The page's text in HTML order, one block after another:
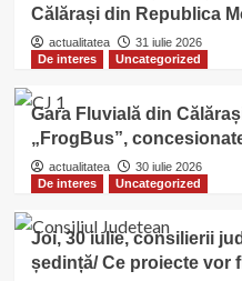
Călărași din Republica
actualitatea
31 iulie 2026
De interes
Uncategorized
Gara Fluvială din
„FrogBus”,
actualitatea
30 iulie 2026
De interes
Uncategorized
Joi, 30 iulie, consilierii
ședință/ Ce proiecte vor